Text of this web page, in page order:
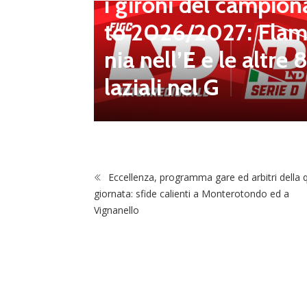
to 2026/2027:
nia nell’E e le altre 8
laziali nel G
Eccellenza, programma gare ed arbitri della
giornata: sfide calienti a Monterotondo ed a
Vignanello